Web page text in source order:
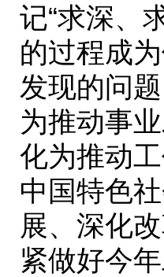
记“求深、
的过程成
发现的问
为推动事
化为推动
中国特色
展、深化
紧做好今